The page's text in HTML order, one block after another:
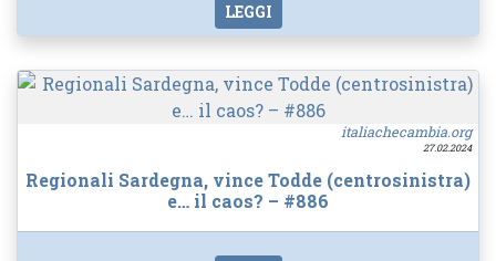
LEGGI
italiachecambia.org
27.02.2024
Regionali Sardegna, vince Todde (centrosinistra)
e… il caos? – #886